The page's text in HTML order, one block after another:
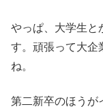
やっぱ、大学生と
す。頑張って大企
ね。
第二新卒のほうが